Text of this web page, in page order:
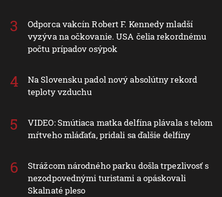
Odporca vakcín Robert F. Kennedy mladší
vyzýva na očkovanie. USA čelia rekordnému
počtu prípadov osýpok
Na Slovensku padol nový absolútny rekord
teploty vzduchu
VIDEO: Smútiaca matka delfína plávala s telom
mŕtveho mláďaťa, pridali sa ďalšie delfíny
Strážcom národného parku došla trpezlivosť s
nezodpovednými turistami a opáskovali
Skalnaté pleso